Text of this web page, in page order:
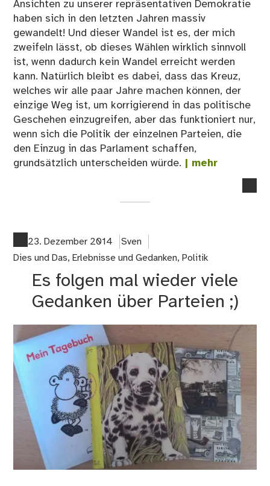
Ansichten zu unserer repräsentativen Demokratie
haben sich in den letzten Jahren massiv
gewandelt! Und dieser Wandel ist es, der mich
zweifeln lässt, ob dieses Wählen wirklich sinnvoll
ist, wenn dadurch kein Wandel erreicht werden
kann. Natürlich bleibt es dabei, dass das Kreuz,
welches wir alle paar Jahre machen können, der
einzige Weg ist, um korrigierend in das politische
Geschehen einzugreifen, aber das funktioniert nur,
wenn sich die Politik der einzelnen Parteien, die
den Einzug in das Parlament schaffen,
grundsätzlich unterscheiden würde. | mehr
23. Dezember 2014
Sven
Dies und Das, Erlebnisse und Gedanken, Politik
Es folgen mal wieder viele
Gedanken über Parteien ;)